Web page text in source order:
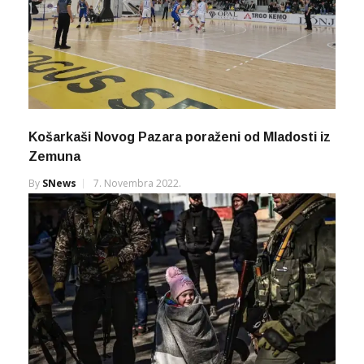
Košarkaši Novog Pazara poraženi od Mladosti iz
Zemuna
By SNews 7. Novembra 2022.